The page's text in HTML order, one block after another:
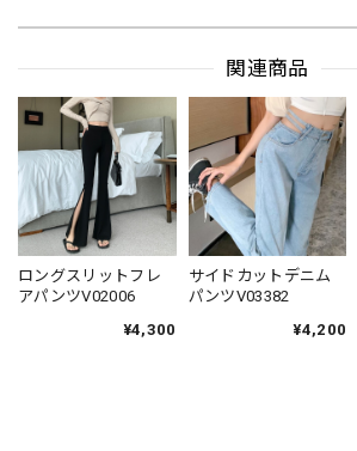
関連商品
ロングスリットフレ
アパンツV02006
¥4,300
サイドカットデニム
パンツV03382
¥4,200